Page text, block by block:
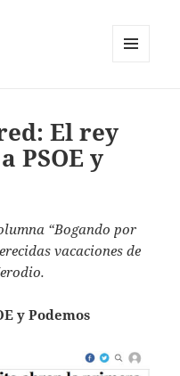
El rey
PSOE y
“Bogando por
vacaciones de
y Podemos